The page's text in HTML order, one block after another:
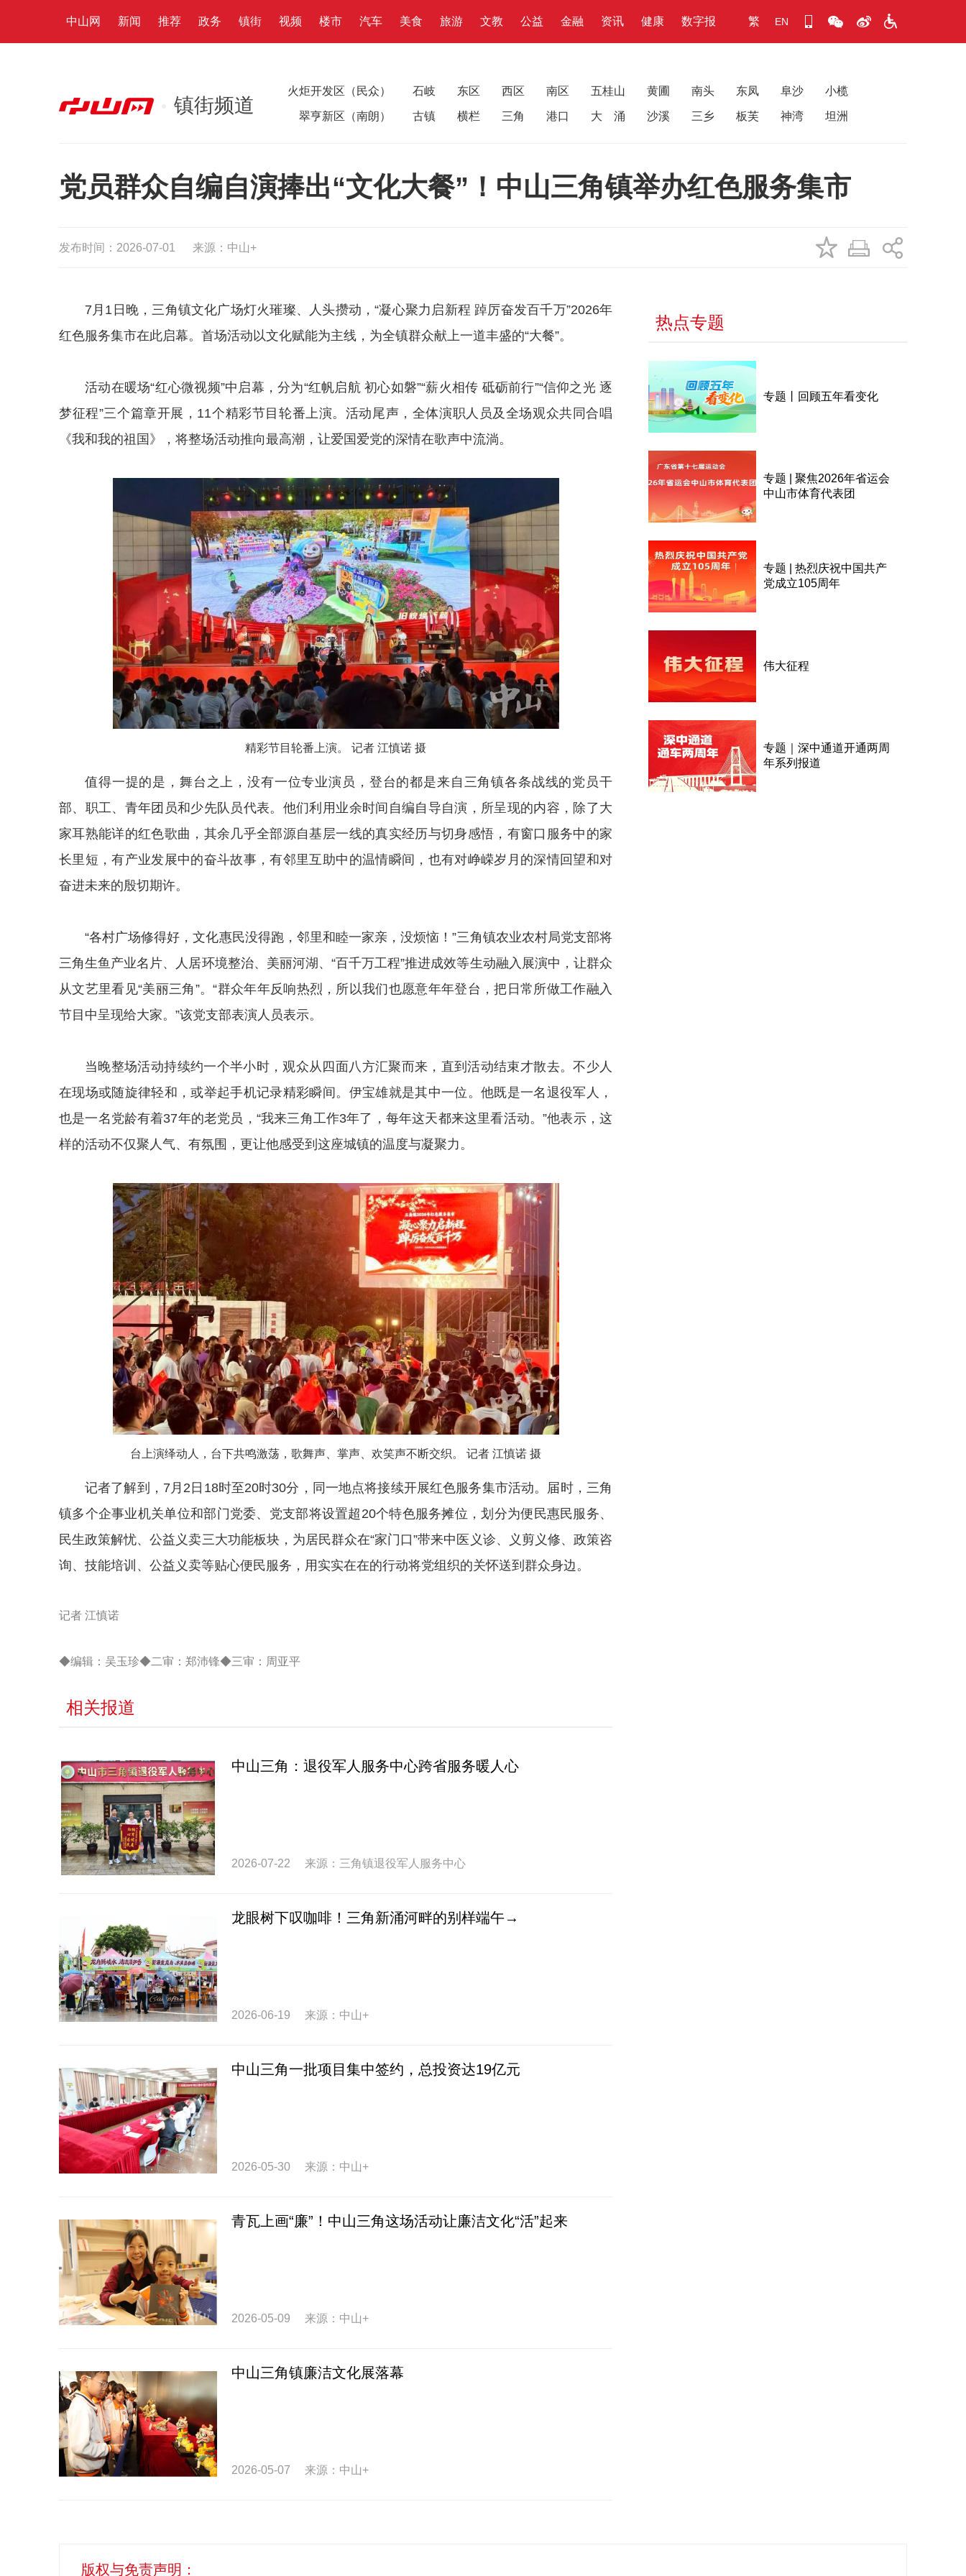
中山网 新闻 推荐 政务 镇街 视频 楼市 汽车 美食 旅游 文教 公益 金融 资讯 健康 数字报 繁 EN
镇街频道
火炬开发区（民众） 石岐 东区 西区 南区 五桂山 黄圃 南头 东凤 阜沙 小榄
翠亨新区（南朗） 古镇 横栏 三角 港口 大 涌 沙溪 三乡 板芙 神湾 坦洲
党员群众自编自演捧出“文化大餐”！中山三角镇举办红色服务集市
发布时间：2026-07-01 来源：中山+
7月1日晚，三角镇文化广场灯火璀璨、人头攒动，“凝心聚力启新程 踔厉奋发百千万”2026年
红色服务集市在此启幕。首场活动以文化赋能为主线，为全镇群众献上一道丰盛的“大餐”。
活动在暖场“红心微视频”中启幕，分为“红帆启航 初心如磐”“薪火相传 砥砺前行”“信仰之光 逐
梦征程”三个篇章开展，11个精彩节目轮番上演。活动尾声，全体演职人员及全场观众共同合唱
《我和我的祖国》，将整场活动推向最高潮，让爱国爱党的深情在歌声中流淌。
精彩节目轮番上演。 记者 江慎诺 摄
值得一提的是，舞台之上，没有一位专业演员，登台的都是来自三角镇各条战线的党员干
部、职工、青年团员和少先队员代表。他们利用业余时间自编自导自演，所呈现的内容，除了大
家耳熟能详的红色歌曲，其余几乎全部源自基层一线的真实经历与切身感悟，有窗口服务中的家
长里短，有产业发展中的奋斗故事，有邻里互助中的温情瞬间，也有对峥嵘岁月的深情回望和对
奋进未来的殷切期许。
“各村广场修得好，文化惠民没得跑，邻里和睦一家亲，没烦恼！”三角镇农业农村局党支部将
三角生鱼产业名片、人居环境整治、美丽河湖、“百千万工程”推进成效等生动融入展演中，让群众
从文艺里看见“美丽三角”。“群众年年反响热烈，所以我们也愿意年年登台，把日常所做工作融入
节目中呈现给大家。”该党支部表演人员表示。
当晚整场活动持续约一个半小时，观众从四面八方汇聚而来，直到活动结束才散去。不少人
在现场或随旋律轻和，或举起手机记录精彩瞬间。伊宝雄就是其中一位。他既是一名退役军人，
也是一名党龄有着37年的老党员，“我来三角工作3年了，每年这天都来这里看活动。”他表示，这
样的活动不仅聚人气、有氛围，更让他感受到这座城镇的温度与凝聚力。
台上演绎动人，台下共鸣激荡，歌舞声、掌声、欢笑声不断交织。 记者 江慎诺 摄
记者了解到，7月2日18时至20时30分，同一地点将接续开展红色服务集市活动。届时，三角
镇多个企事业机关单位和部门党委、党支部将设置超20个特色服务摊位，划分为便民惠民服务、
民生政策解忧、公益义卖三大功能板块，为居民群众在“家门口”带来中医义诊、义剪义修、政策咨
询、技能培训、公益义卖等贴心便民服务，用实实在在的行动将党组织的关怀送到群众身边。
记者 江慎诺
◆编辑：吴玉珍◆二审：郑沛锋◆三审：周亚平
相关报道
中山三角：退役军人服务中心跨省服务暖人心
2026-07-22 来源：三角镇退役军人服务中心
龙眼树下叹咖啡！三角新涌河畔的别样端午→
2026-06-19 来源：中山+
中山三角一批项目集中签约，总投资达19亿元
2026-05-30 来源：中山+
青瓦上画“廉”！中山三角这场活动让廉洁文化“活”起来
2026-05-09 来源：中山+
中山三角镇廉洁文化展落幕
2026-05-07 来源：中山+
热点专题
专题丨回顾五年看变化
专题 | 聚焦2026年省运会
中山市体育代表团
专题 | 热烈庆祝中国共产
党成立105周年
伟大征程
专题｜深中通道开通两周
年系列报道
版权与免责声明：